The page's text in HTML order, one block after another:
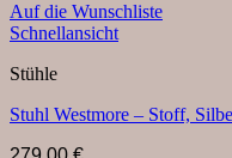
Auf die Wunschliste
Schnellansicht
Stühle
Stuhl Westmore – Stoff,